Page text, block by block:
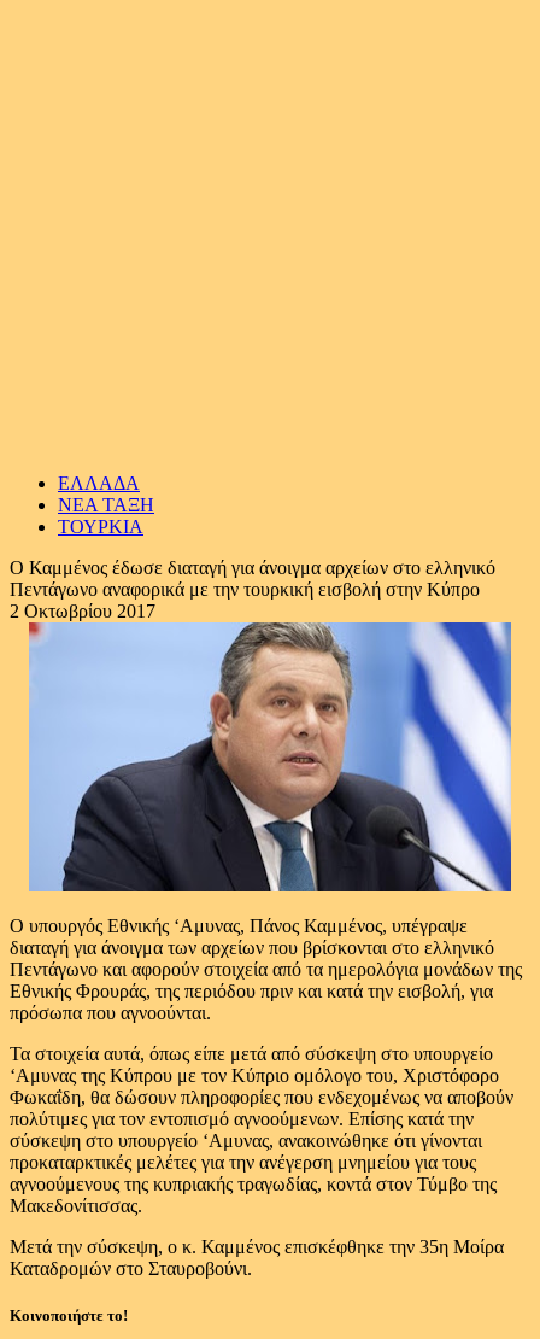
ΕΛΛΑΔΑ
ΝΕΑ ΤΑΞΗ
ΤΟΥΡΚΙΑ
Ο Καμμένος έδωσε διαταγή για άνοιγμα αρχείων στο ελληνικό
Πεντάγωνο αναφορικά με την τουρκική εισβολή στην Κύπρο
2 Οκτωβρίου 2017
Ο υπουργός Εθνικής ‘Αμυνας, Πάνος Καμμένος, υπέγραψε
διαταγή για άνοιγμα των αρχείων που βρίσκονται στο ελληνικό
Πεντάγωνο και αφορούν στοιχεία από τα ημερολόγια μονάδων της
Εθνικής Φρουράς, της περιόδου πριν και κατά την εισβολή, για
πρόσωπα που αγνοούνται.
Τα στοιχεία αυτά, όπως είπε μετά από σύσκεψη στο υπουργείο
‘Αμυνας της Κύπρου με τον Κύπριο ομόλογο του, Χριστόφορο
Φωκαΐδη, θα δώσουν πληροφορίες που ενδεχομένως να αποβούν
πολύτιμες για τον εντοπισμό αγνοούμενων. Επίσης κατά την
σύσκεψη στο υπουργείο ‘Αμυνας, ανακοινώθηκε ότι γίνονται
προκαταρκτικές μελέτες για την ανέγερση μνημείου για τους
αγνοούμενους της κυπριακής τραγωδίας, κοντά στον Τύμβο της
Μακεδονίτισσας.
Μετά την σύσκεψη, ο κ. Καμμένος επισκέφθηκε την 35η Μοίρα
Καταδρομών στο Σταυροβούνι.
Κοινοποιήστε το!